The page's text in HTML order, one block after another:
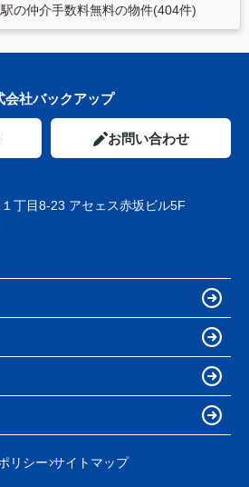
の仲介手数料無料の物件(404件)
会社バックアップ
お問い合わせ
丁目8-23 アセェス赤坂ビル5F
リシー サイトマップ